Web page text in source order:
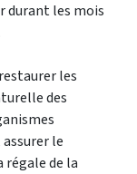
durant les mois
les
des
le
régale de la